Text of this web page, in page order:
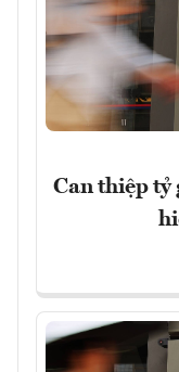
Can thiệp tỷ